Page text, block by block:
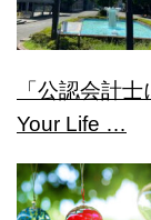
「公認会計
Your Life …